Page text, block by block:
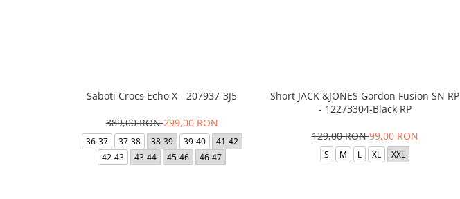
Saboti Crocs Echo X - 207937-3J5
389,00 RON299,00 RON
36-37 37-38 38-39 39-40
41-42
42-43
43-44 45-46 46-47
Short JACK &JONES Gordon Fusion SN RP
- 12273304-Black RP
129,00 RON99,00 RON
S M L XL XXL